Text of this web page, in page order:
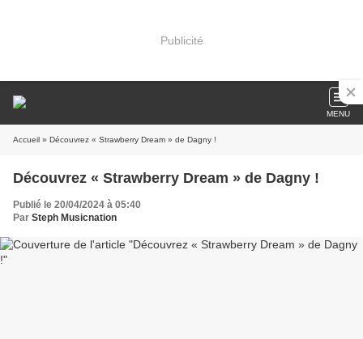
Publicité
MENU
Accueil » Découvrez « Strawberry Dream » de Dagny !
Découvrez « Strawberry Dream » de Dagny !
Publié le 20/04/2024 à 05:40
Par Steph Musicnation